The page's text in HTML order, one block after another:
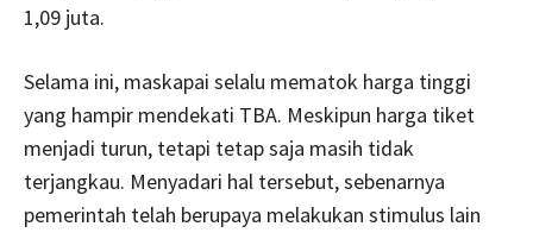
1,09 juta.
Selama ini, maskapai selalu mematok harga tinggi
yang hampir mendekati TBA. Meskipun harga tiket
menjadi turun, tetapi tetap saja masih tidak
terjangkau. Menyadari hal tersebut, sebenarnya
pemerintah telah berupaya melakukan stimulus lain